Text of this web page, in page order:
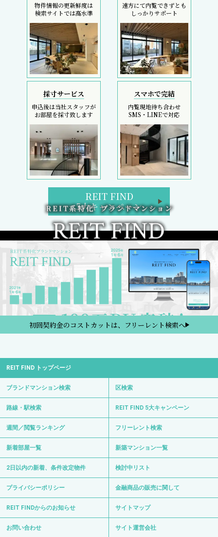
物件情報の更新鮮度は
検索サイトでは高水準
遠方にて内覧できずとも
しっかりサポート
採寸サービス
申込後は当社スタッフが
お部屋を採寸致します
スマホで完結
内覧現地待ち合わせ
SMS・LINEで対応
REIT FIND
5大キャンペーン
初回契約金のコストカットは、フリーレント検索へ
REIT FIND トップページ
ブランドマンション検索 区検索
路線・駅検索 REIT FIND 5大キャンペーン
週間／閲覧ランキング フリーレント検索
新着部屋一覧 新築マンション一覧
2日以内の新着、条件改定物件 検討中リスト
プライバシーポリシー 金融商品の販売に関して
REIT FINDからのお知らせ サイトマップ
お問い合わせ サイト運営会社